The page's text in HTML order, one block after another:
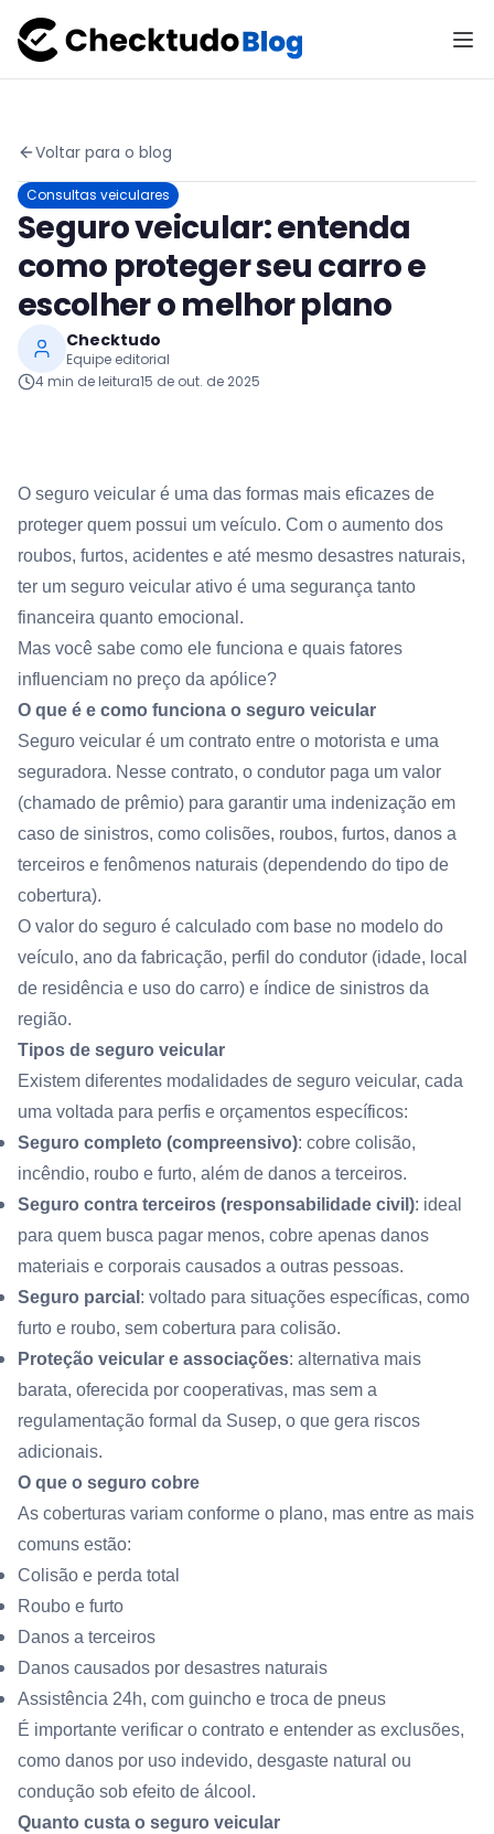
Voltar para o blog
Consultas veiculares
Seguro veicular: entenda
como proteger seu carro e
escolher o melhor plano
Checktudo
Equipe editorial
4 min de leitura15 de out. de 2025
O seguro veicular é uma das formas mais eficazes de
proteger quem possui um veículo. Com o aumento dos
roubos, furtos, acidentes e até mesmo desastres naturais,
ter um seguro veicular ativo é uma segurança tanto
financeira quanto emocional.
Mas você sabe como ele funciona e quais fatores
influenciam no preço da apólice?
O que é e como funciona o seguro veicular
Seguro veicular é um contrato entre o motorista e uma
seguradora. Nesse contrato, o condutor paga um valor
(chamado de prêmio) para garantir uma indenização em
caso de sinistros, como colisões, roubos, furtos, danos a
terceiros e fenômenos naturais (dependendo do tipo de
cobertura).
O valor do seguro é calculado com base no modelo do
veículo, ano da fabricação, perfil do condutor (idade, local
de residência e uso do carro) e índice de sinistros da
região.
Tipos de seguro veicular
Existem diferentes modalidades de seguro veicular, cada
uma voltada para perfis e orçamentos específicos:
Seguro completo (compreensivo): cobre colisão,
incêndio, roubo e furto, além de danos a terceiros.
Seguro contra terceiros (responsabilidade civil): ideal
para quem busca pagar menos, cobre apenas danos
materiais e corporais causados a outras pessoas.
Seguro parcial : voltado para situações específicas, como
furto e roubo, sem cobertura para colisão.
Proteção veicular e associações: alternativa mais
barata, oferecida por cooperativas, mas sem a
regulamentação formal da Susep, o que gera riscos
adicionais.
O que o seguro cobre
As coberturas variam conforme o plano, mas entre as mais
comuns estão:
Colisão e perda total
Roubo e furto
Danos a terceiros
Danos causados por desastres naturais
Assistência 24h, com guincho e troca de pneus
É importante verificar o contrato e entender as exclusões,
como danos por uso indevido, desgaste natural ou
condução sob efeito de álcool.
Quanto custa o seguro veicular